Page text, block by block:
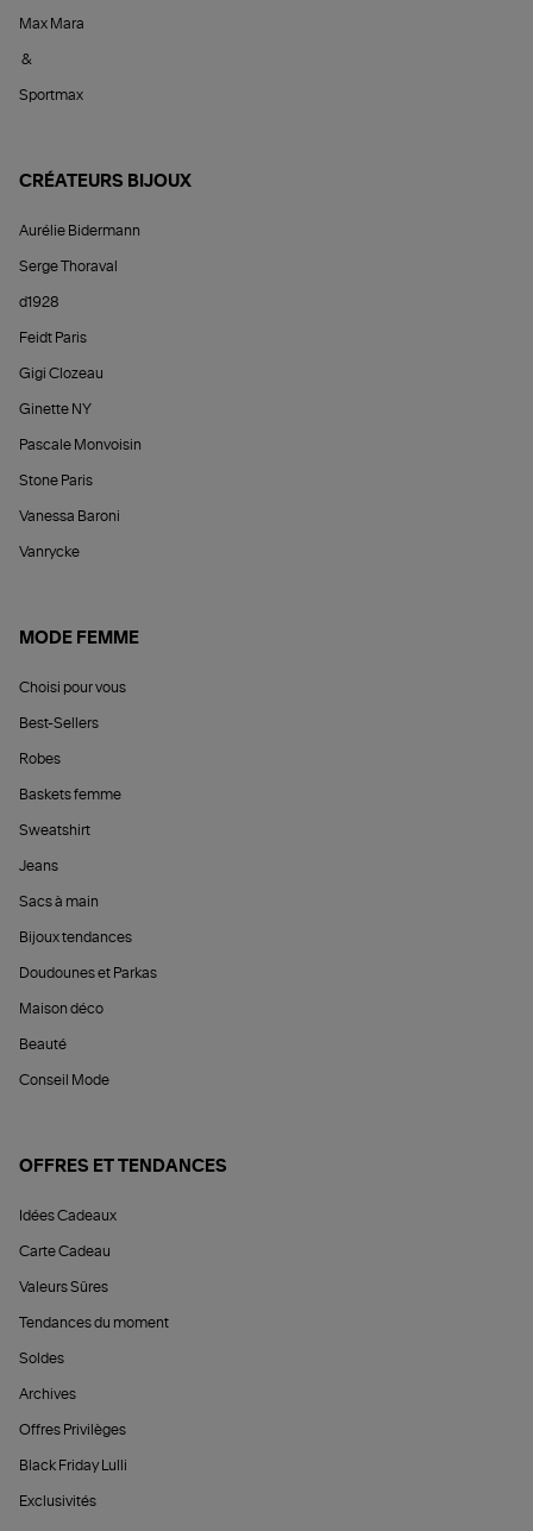
Max Mara
&
Sportmax
CRÉATEURS BIJOUX
Aurélie Bidermann
Serge Thoraval
d1928
Feidt Paris
Gigi Clozeau
Ginette NY
Pascale Monvoisin
Stone Paris
Vanessa Baroni
Vanrycke
MODE FEMME
Choisi pour vous
Best-Sellers
Robes
Baskets femme
Sweatshirt
Jeans
Sacs à main
Bijoux tendances
Doudounes et Parkas
Maison déco
Beauté
Conseil Mode
OFFRES ET TENDANCES
Idées Cadeaux
Carte Cadeau
Valeurs Sûres
Tendances du moment
Soldes
Archives
Offres Privilèges
Black Friday Lulli
Exclusivités